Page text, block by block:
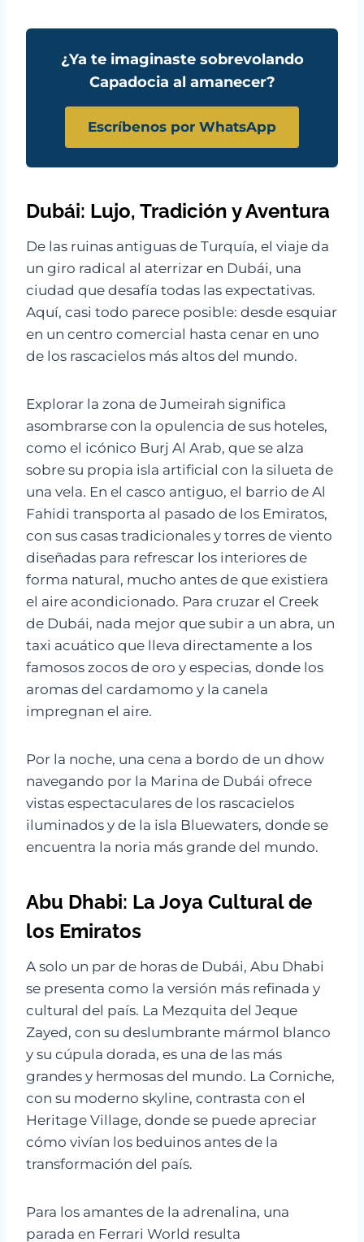
¿Ya te imaginaste sobrevolando
Capadocia al amanecer?
Escríbenos por WhatsApp
Dubái: Lujo, Tradición y Aventura
De las ruinas antiguas de Turquía, el viaje da
un giro radical al aterrizar en Dubái, una
ciudad que desafía todas las expectativas.
Aquí, casi todo parece posible: desde esquiar
en un centro comercial hasta cenar en uno
de los rascacielos más altos del mundo.
Explorar la zona de Jumeirah significa
asombrarse con la opulencia de sus hoteles,
como el icónico Burj Al Arab, que se alza
sobre su propia isla artificial con la silueta de
una vela. En el casco antiguo, el barrio de Al
Fahidi transporta al pasado de los Emiratos,
con sus casas tradicionales y torres de viento
diseñadas para refrescar los interiores de
forma natural, mucho antes de que existiera
el aire acondicionado. Para cruzar el Creek
de Dubái, nada mejor que subir a un abra, un
taxi acuático que lleva directamente a los
famosos zocos de oro y especias, donde los
aromas del cardamomo y la canela
impregnan el aire.
Por la noche, una cena a bordo de un dhow
navegando por la Marina de Dubái ofrece
vistas espectaculares de los rascacielos
iluminados y de la isla Bluewaters, donde se
encuentra la noria más grande del mundo.
Abu Dhabi: La Joya Cultural de
los Emiratos
A solo un par de horas de Dubái, Abu Dhabi
se presenta como la versión más refinada y
cultural del país. La Mezquita del Jeque
Zayed, con su deslumbrante mármol blanco
y su cúpula dorada, es una de las más
grandes y hermosas del mundo. La Corniche,
con su moderno skyline, contrasta con el
Heritage Village, donde se puede apreciar
cómo vivían los beduinos antes de la
transformación del país.
Para los amantes de la adrenalina, una
parada en Ferrari World resulta